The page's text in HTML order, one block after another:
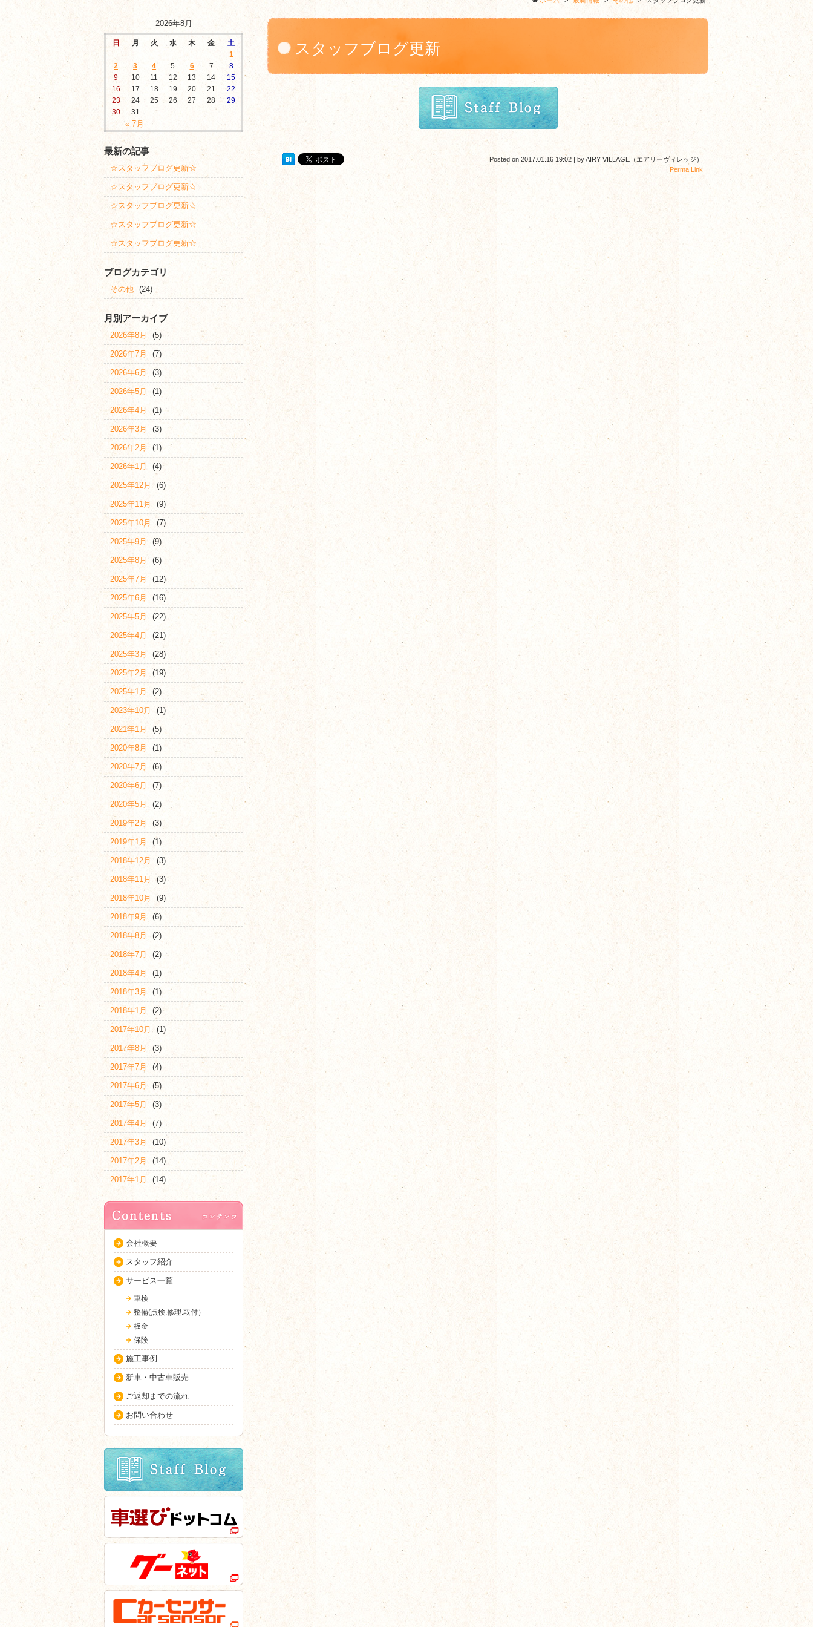
スタッフブログ更新
Posted on 2017.01.16 19:02 | byAIRY VILLAGE（エアリーヴィレッジ）
| Perma Link
2026年8月
日 月 火 水 木 金 土
« 7月
1
2
3 4 5 6 7
8
9
10 11 12 13 14
15
16
17 18 19 20 21
22
23
24 25 26 27 28
29
30
31
最新の記事
☆スタッフブログ更新☆
☆スタッフブログ更新☆
☆スタッフブログ更新☆
☆スタッフブログ更新☆
☆スタッフブログ更新☆
ブログカテゴリ
その他 (24)
月別アーカイブ
2026年8月 (5)
2026年7月 (7)
2026年6月 (3)
2026年5月 (1)
2026年4月 (1)
2026年3月 (3)
2026年2月 (1)
2026年1月 (4)
2025年12月 (6)
2025年11月 (9)
2025年10月 (7)
2025年9月 (9)
2025年8月 (6)
2025年7月 (12)
2025年6月 (16)
2025年5月 (22)
2025年4月 (21)
2025年3月 (28)
2025年2月 (19)
2025年1月 (2)
2023年10月 (1)
2021年1月 (5)
2020年8月 (1)
2020年7月 (6)
2020年6月 (7)
2020年5月 (2)
2019年2月 (3)
2019年1月 (1)
2018年12月 (3)
2018年11月 (3)
2018年10月 (9)
2018年9月 (6)
2018年8月 (2)
2018年7月 (2)
2018年4月 (1)
2018年3月 (1)
2018年1月 (2)
2017年10月 (1)
2017年8月 (3)
2017年7月 (4)
2017年6月 (5)
2017年5月 (3)
2017年4月 (7)
2017年3月 (10)
2017年2月 (14)
2017年1月 (14)
会社概要
スタッフ紹介
サービス一覧
車検
整備(点検.修理.取付）
板金
保険
施工事例
新車・中古車販売
ご返却までの流れ
お問い合わせ